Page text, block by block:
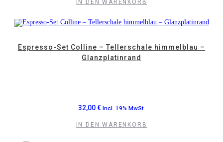
IN DEN WARENKORB
Espresso-Set Colline – Tellerschale himmelblau –
Glanzplatinrand
32,00€ Incl. 19% MwSt.
IN DEN WARENKORB